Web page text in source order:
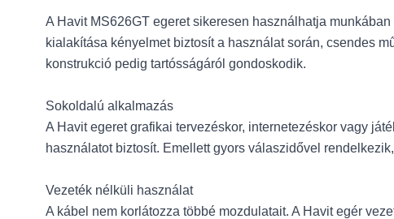
A Havit MS626GT egeret sikeresen használhatja
kialakítása kényelmet biztosít a használat során, csendes
konstrukció pedig tartósságáról gondoskodik.
Sokoldalú alkalmazás
A Havit egeret grafikai tervezéskor, internetezéskor vagy
használatot biztosít. Emellett gyors válaszidővel
Vezeték nélküli használat
A kábel nem korlátozza többé mozdulatait. A Havit egér